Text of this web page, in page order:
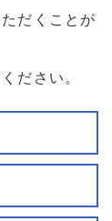
だくことが
ださい。